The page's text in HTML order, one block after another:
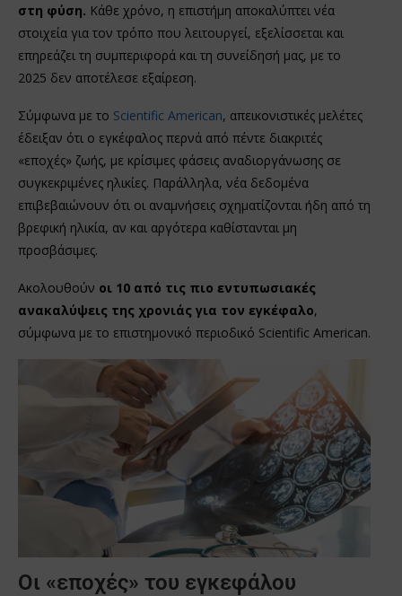
στη φύση. Κάθε χρόνο, η επιστήμη αποκαλύπτει νέα
στοιχεία για τον τρόπο που λειτουργεί, εξελίσσεται και
επηρεάζει τη συμπεριφορά και τη συνείδησή μας, με το
2025 δεν αποτέλεσε εξαίρεση.
Σύμφωνα με το Scientific American, απεικονιστικές μελέτες
έδειξαν ότι ο εγκέφαλος περνά από πέντε διακριτές
«εποχές» ζωής, με κρίσιμες φάσεις αναδιοργάνωσης σε
συγκεκριμένες ηλικίες. Παράλληλα, νέα δεδομένα
επιβεβαιώνουν ότι οι αναμνήσεις σχηματίζονται ήδη από τη
βρεφική ηλικία, αν και αργότερα καθίστανται μη
προσβάσιμες.
Ακολουθούν οι 10 από τις πιο εντυπωσιακές
ανακαλύψεις της χρονιάς για τον εγκέφαλο,
σύμφωνα με το επιστημονικό περιοδικό Scientific American.
Οι «εποχές» του εγκεφάλου